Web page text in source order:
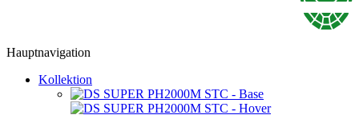
Hauptnavigation
Kollektion